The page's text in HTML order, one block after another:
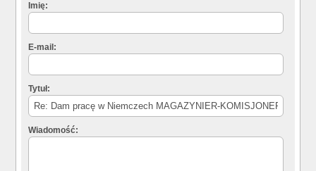
Imię:
E-mail:
Tytuł:
Wiadomość: